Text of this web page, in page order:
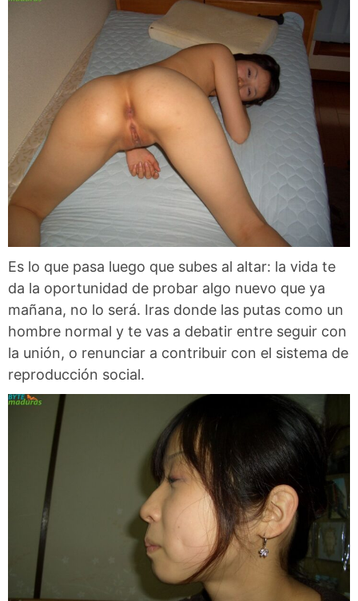
Es lo que pasa luego que subes al altar: la vida te
da la oportunidad de probar algo nuevo que ya
mañana, no lo será. Iras donde las putas como un
hombre normal y te vas a debatir entre seguir con
la unión, o renunciar a contribuir con el sistema de
reproducción social.